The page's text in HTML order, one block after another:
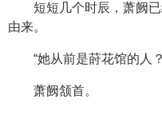
短短几个时辰，萧阙
由来。
“她从前是莳花馆的人
萧阙颔首。